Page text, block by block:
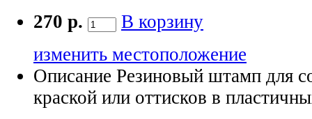
270 р.
В корзину
изменить местоположение
Описание Резиновый штамп для
краской или оттисков в